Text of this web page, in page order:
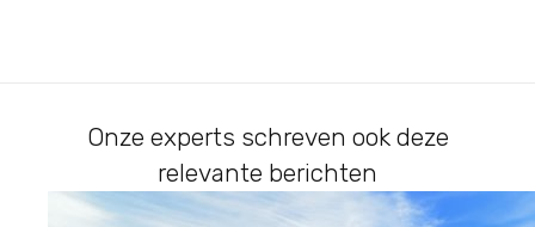
Onze experts schreven ook deze
relevante berichten